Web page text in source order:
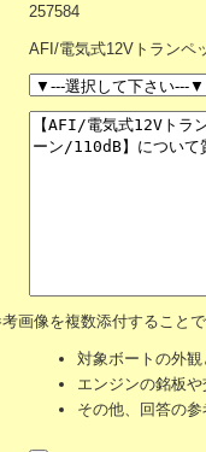
257584
AFI/電気式12Vトランペ
画像を複数添付すること
対象ボートの外
エンジンの銘板
その他、回答の